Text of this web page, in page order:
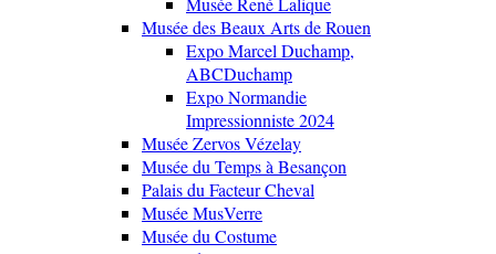
Musée des Beaux Arts de Rouen
Expo Marcel Duchamp,
ABCDuchamp
Expo Normandie
Impressionniste 2024
Musée Zervos Vézelay
Musée du Temps à Besançon
Palais du Facteur Cheval
Musée MusVerre
Musée du Costume